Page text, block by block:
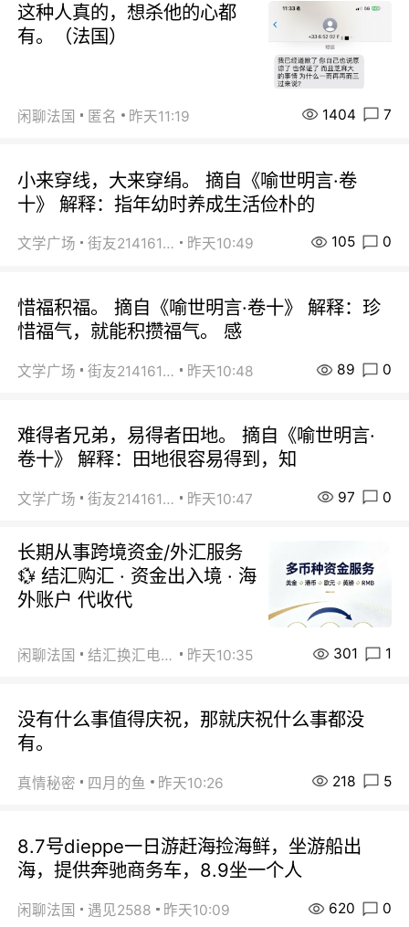
这种人真的，想杀他的心都
有。（法国）
闲聊法国 匿名 昨天11:19 1404 7
小来穿线，大来穿绢。 摘自《喻世明言·卷
十》 解释：指年幼时养成生活俭朴的
文学广场 街友21416156 昨天10:49 105 0
惜福积福。 摘自《喻世明言·卷十》 解释：珍
惜福气，就能积攒福气。 感
文学广场 街友21416156 昨天10:48 89 0
难得者兄弟，易得者田地。 摘自《喻世明言·
卷十》 解释：田地很容易得到，知
文学广场 街友21416156 昨天10:47 97 0
长期从事跨境资金/外汇服务
💱 结汇购汇 · 资金出入境 · 海
外账户 代收代
闲聊法国 结汇换汇电汇 昨天10:35 301 1
没有什么事值得庆祝，那就庆祝什么事都没
有。
真情秘密 四月的鱼 昨天10:26 218 5
8.7号dieppe一日游赶海捡海鲜，坐游船出
海，提供奔驰商务车，8.9坐一个人
闲聊法国 遇见2588 昨天10:09 620 0